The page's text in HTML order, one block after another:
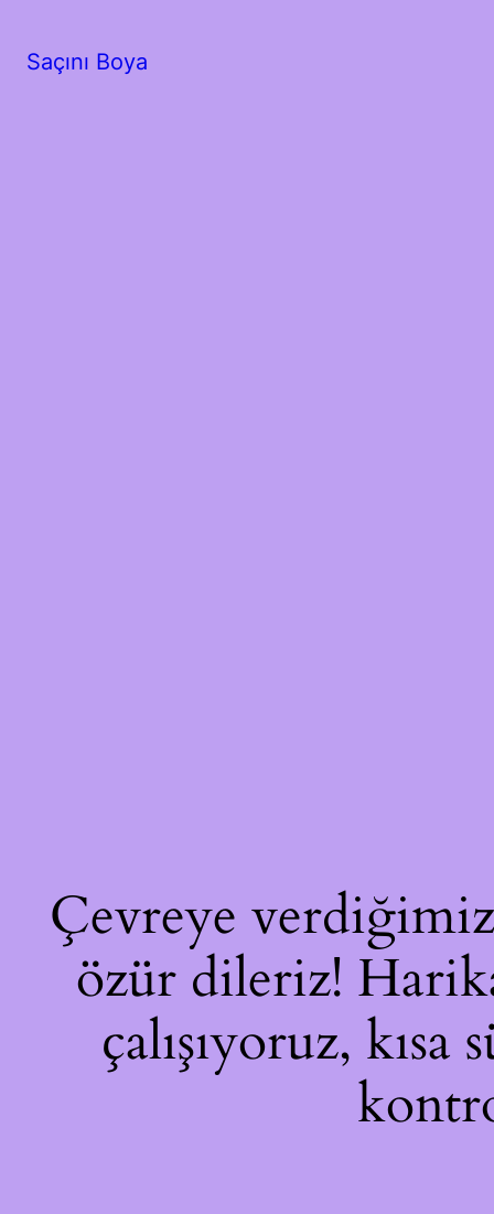
Saçını Boya
Çevreye verdiğimiz
özür dileriz!
çalışıyoruz,